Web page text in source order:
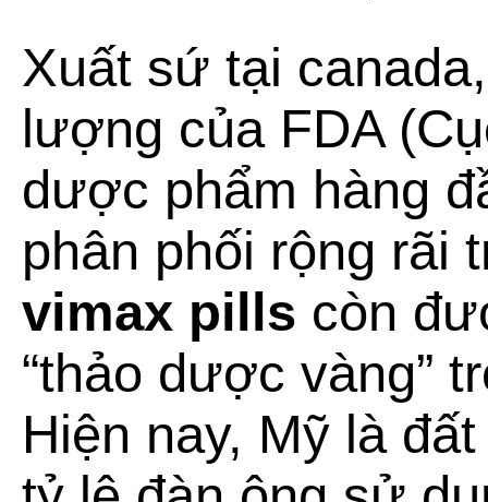
Xuất sứ tại
lượng của FDA
dược phẩm hàng
phân phối rộng rãi
vimax pills còn
“thảo dược vàng”
Hiện nay, Mỹ là